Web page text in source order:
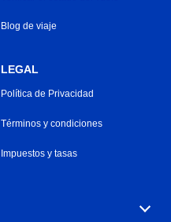
Blog de viaje
LEGAL
Política de Privacidad
Términos y condiciones
Impuestos y tasas